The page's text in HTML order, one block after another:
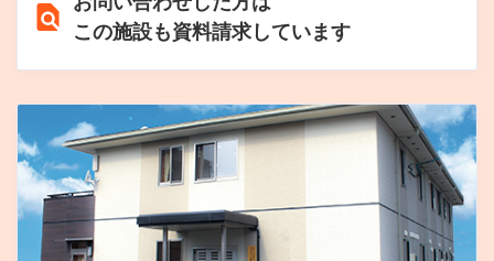
この施設も資料請求しています